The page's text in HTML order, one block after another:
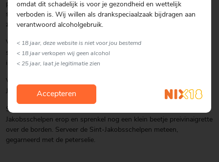
peper in een jampot met schroefdeksel. Draai het deksel dicht en
schud de vinaigrette goed. Voeg naar smaak een snufje suiker en
zout en peper toe.
Voeg, zodra de prei zacht is een paar eetlepels vinaigrette toe en
schep alles goed om tot de prei rondom met de vinaigrette bedekt
is.
Verhit olijfolie in een grote koekenpan en bak de Sint-
Jakobsschelpen.
Schep de preivinaigrette op voorverwarmde borden. Schik de Sint-
Jakobsschelpen erop en sprenkel nog een klein beetje preivinaigrette
over de borden. Serveer de Sint-Jakobsschelpen meteen,
gegarneerd met de peterselie.
omdat dit schadelijk is voor je gezondheid en wettelijk
verboden is. Wij willen als drankspeciaalzaak bijdragen aan
verantwoord alcoholgebruik.
< 18 jaar, deze website is niet voor jou bestemd
< 18 jaar verkopen wij geen alcohol
< 25 jaar, laat je legitimatie zien
Accepteren